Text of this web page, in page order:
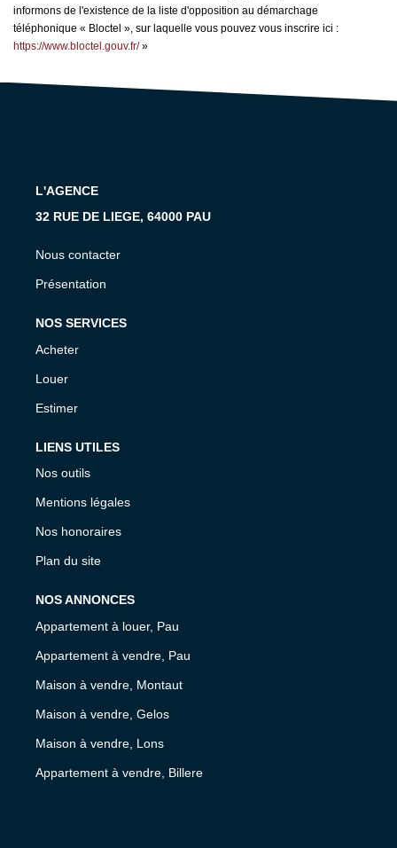
informons de l'existence de la liste d'opposition au démarchage
téléphonique « Bloctel », sur laquelle vous pouvez vous inscrire ici :
https://www.bloctel.gouv.fr/»
L'AGENCE
32 RUE DE LIEGE, 64000 PAU
Nous contacter
Présentation
NOS SERVICES
Acheter
Louer
Estimer
LIENS UTILES
Nos outils
Mentions légales
Nos honoraires
Plan du site
NOS ANNONCES
Appartement à louer, Pau
Appartement à vendre, Pau
Maison à vendre, Montaut
Maison à vendre, Gelos
Maison à vendre, Lons
Appartement à vendre, Billere